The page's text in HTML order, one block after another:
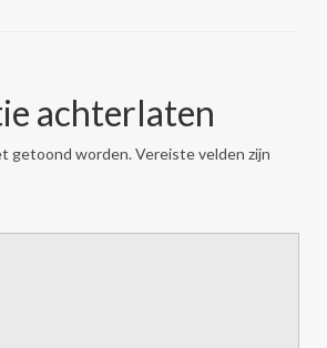
achterlaten
getoond worden.Vereiste velden zijn